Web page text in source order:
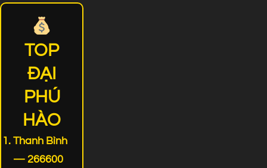
TOP
ĐẠI
PHÚ
HÀO
Thanh Bình
— 266600